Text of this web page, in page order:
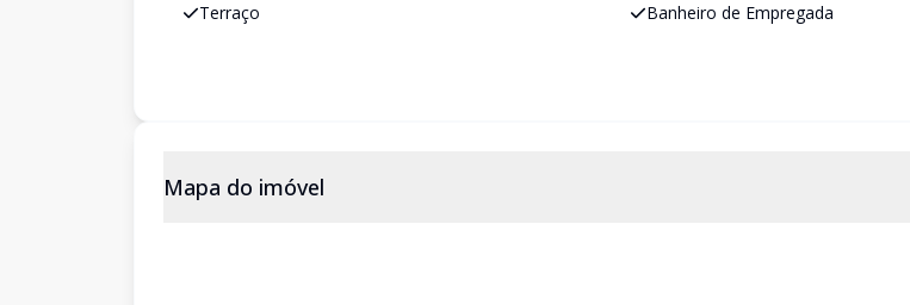
Terraço Banheiro de Empregada
Mapa do imóvel